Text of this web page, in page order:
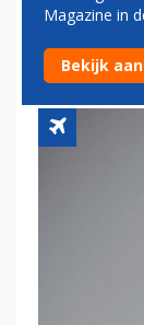
Magazine in
Bekijk